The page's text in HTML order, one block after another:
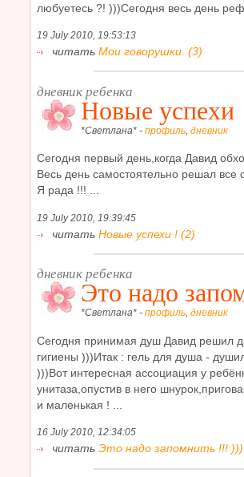
любуетесь ?! )))Сегодня весь день
19 July 2010, 19:53:13
читать Мои говорушки. (3)
дневник ребенка
Новые успехи
*Светлана* - профиль, дневник
Сегодня первый день,когда Давид
Весь день самостоятельно решал все
Я рада !!! ...
19 July 2010, 19:39:45
читать Новые успехи ! (2)
дневник ребенка
Это надо
*Светлана* - профиль, дневник
Сегодня принимая душ Давид решил
гигиены )))Итак : гель для душа -
)))Вот интересная ассоциация у
унитаза,опустив в него
и маленькая ! ...
16 July 2010, 12:34:05
читать Это надо запомнить !!!